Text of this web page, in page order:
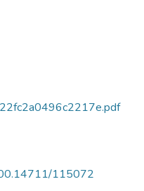
115072